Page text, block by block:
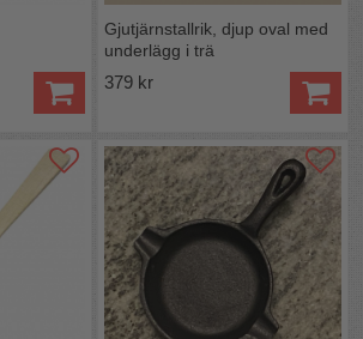
Gjutjärnstallrik, djup oval med
underlägg i trä
379 kr